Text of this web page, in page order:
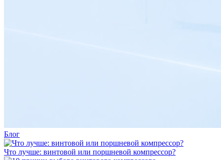
Блог
Что лучше: винтовой или поршневой компрессор?